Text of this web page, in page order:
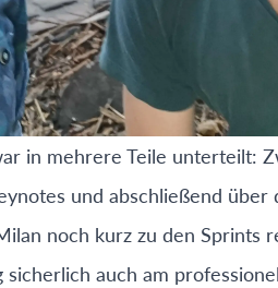
in mehrere Teile unterteilt:
und abschließend
noch kurz zu den Sprints
auch am